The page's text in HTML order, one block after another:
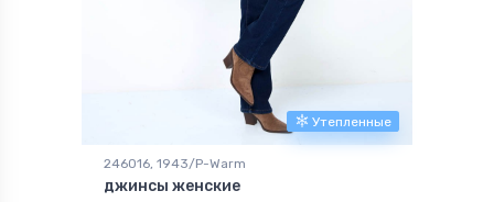
Утепленные
246016, 1943/P-Warm
джинсы женские